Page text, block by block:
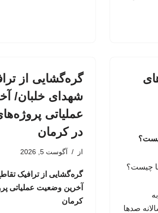
صدها
گره‌گشایی از
شهدای خلبان/
عملیاتی
در کرمان
از آگوست 5, 2026
گره‌گشایی از ترافیک
آخرین وضعیت عملیاتی
کرمان